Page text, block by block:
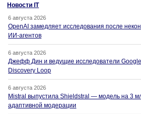
Новости IT
6 августа 2026
OpenAI замедляет исследования после
ИИ-агентов
6 августа 2026
Джефф Дин и ведущие исследователи
Discovery Loop
6 августа 2026
Mistral выпустила Shieldstral — модель на 3
адаптивной модерации